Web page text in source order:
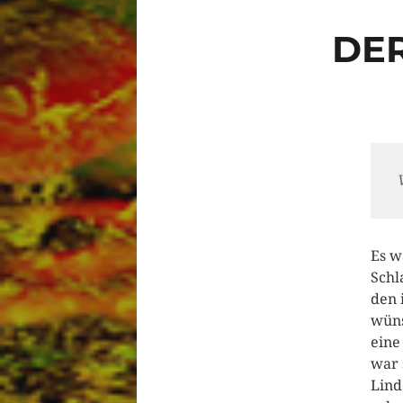
Es war im Jahr 1985 als alles anfing. Noch heute werde ich aus dem Schlaf gerissen, geplagt von einem Geist aus der Vergangenheit, den ich nicht loslassen kann. Kein Tag vergeht an dem ich mir nicht wünschte, dass ich das alles vergessen könnte. Ich hatte damals eine Wohnung im Westteil von Berlin. Die Straße in der ich wohnte war sehr ruhig, auf der gegenüberliegenden Seite standen 4 große Linden, die bei sonnigem Wetter sehr viel Schatten spendeten. Ich arbeitete damals als Kellnerin in einem kleinen Restaurant das nicht weit von meinem Zuhause entfernt war. Oft konnte ich in meinem Job erst dann Feierabend machen als